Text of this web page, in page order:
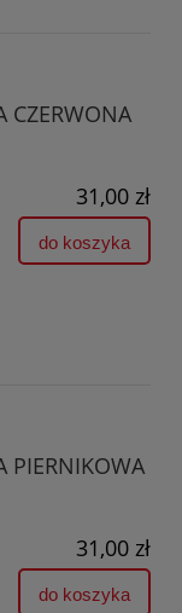
CZERWONA
31,00 zł
do koszyka
PIERNIKOWA
31,00 zł
do koszyka